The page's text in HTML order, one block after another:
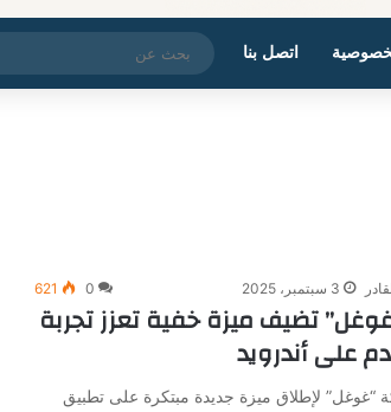
اتصل بنا
3 سبتمبر، 2025 0
621
تضيف ميزة خفية تعزز تجربة
على أندرويد
“غوغل” لإطلاق ميزة جديدة مبتكرة على تطبيق